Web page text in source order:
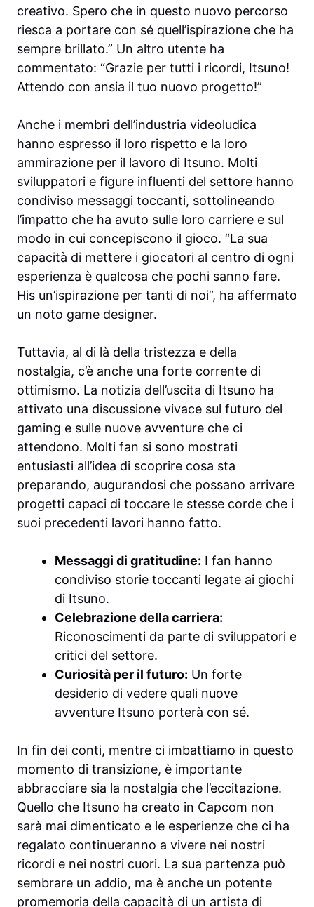
creativo. Spero che in questo nuovo percorso
riesca a portare con sé quell’ispirazione che ha
sempre brillato.” Un altro utente ha
commentato: “Grazie per tutti i ricordi, Itsuno!
Attendo con ansia il tuo nuovo progetto!”
Anche i membri dell’industria videoludica
hanno espresso il loro rispetto e la loro
ammirazione per il lavoro di Itsuno. Molti
sviluppatori e figure influenti del settore hanno
condiviso messaggi toccanti, sottolineando
l’impatto che ha avuto sulle loro carriere e sul
modo in cui concepiscono il gioco. “La sua
capacità di mettere i giocatori al centro di ogni
esperienza è qualcosa che pochi sanno fare.
His un’ispirazione per tanti di noi”, ha affermato
un noto game designer.
Tuttavia, al di là della tristezza e della
nostalgia, c’è anche una forte corrente di
ottimismo. La notizia dell’uscita di Itsuno ha
attivato una discussione vivace sul futuro del
gaming e sulle nuove avventure che ci
attendono. Molti fan si sono mostrati
entusiasti all’idea di scoprire cosa sta
preparando, augurandosi che possano arrivare
progetti capaci di toccare le stesse corde che i
suoi precedenti lavori hanno fatto.
Messaggi di gratitudine: I fan hanno
condiviso storie toccanti legate ai giochi
di Itsuno.
Celebrazione della carriera:
Riconoscimenti da parte di sviluppatori e
critici del settore.
Curiosità per il futuro: Un forte
desiderio di vedere quali nuove
avventure Itsuno porterà con sé.
In fin dei conti, mentre ci imbattiamo in questo
momento di transizione, è importante
abbracciare sia la nostalgia che l’eccitazione.
Quello che Itsuno ha creato in Capcom non
sarà mai dimenticato e le esperienze che ci ha
regalato continueranno a vivere nei nostri
ricordi e nei nostri cuori. La sua partenza può
sembrare un addio, ma è anche un potente
promemoria della capacità di un artista di